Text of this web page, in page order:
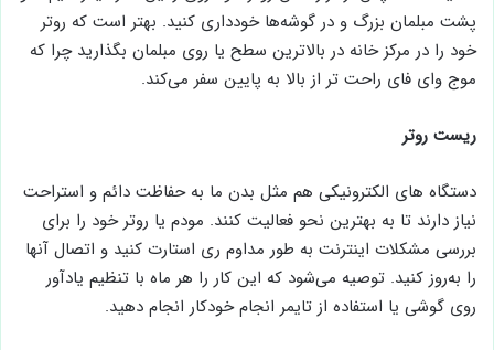
پشت مبلمان بزرگ و در گوشه‌ها خودداری کنید. بهتر است که روتر
خود را در مرکز خانه در بالاترین سطح یا روی مبلمان بگذارید چرا که
موج وای فای راحت تر از بالا به پایین سفر می‌کند.
ریست روتر
دستگاه های الکترونیکی هم مثل بدن ما به حفاظت دائم و استراحت
نیاز دارند تا به بهترین نحو فعالیت کنند. مودم یا روتر خود را برای
بررسی مشکلات اینترنت به طور مداوم ری استارت کنید و اتصال آنها
را به‌روز کنید. توصیه می‌شود که این کار را هر ماه با تنظیم یادآور
روی گوشی یا استفاده از تایمر انجام خودکار انجام دهید.